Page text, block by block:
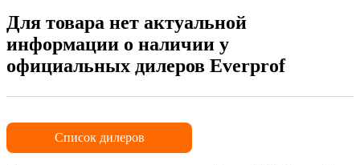
Для товара нет актуальной
информации о наличии у
официальных дилеров Everprof
Список дилеров